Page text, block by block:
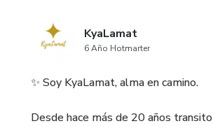
KyaLamat
6 Año Hotmarter
✨ Soy KyaLamat, alma en camino.
Desde hace más de 20 años